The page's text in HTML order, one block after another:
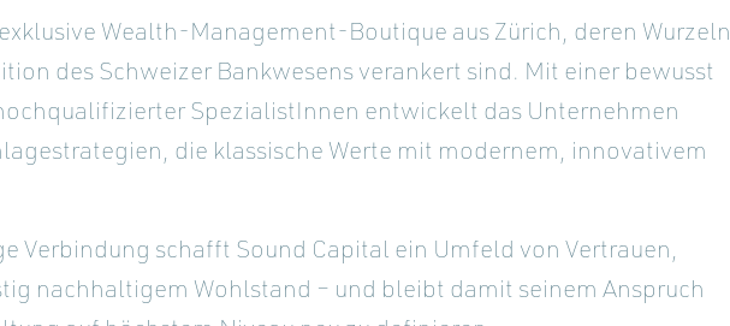
Wealth-Management-Boutique aus Zürich, deren Wurzeln
des Schweizer Bankwesens verankert sind. Mit einer bewusst
SpezialistInnen entwickelt das Unternehmen
die klassische Werte mit modernem, innovativem
Verbindung schafft Sound Capital ein Umfeld von Vertrauen,
nachhaltigem Wohlstand – und bleibt damit seinem Anspruch